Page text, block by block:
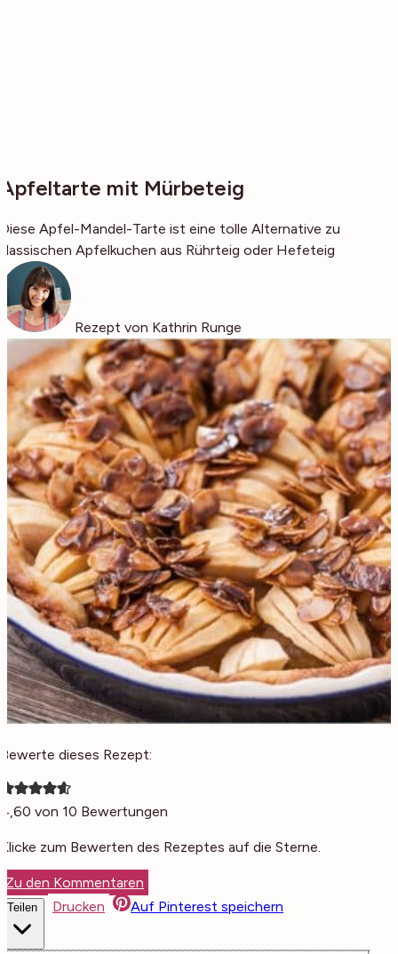
Apfeltarte mit Mürbeteig
Diese Apfel-Mandel-Tarte ist eine tolle Alternative zu
klassischen Apfelkuchen aus Rührteig oder Hefeteig
Rezept von Kathrin Runge
Bewerte dieses Rezept:
4,60 von 10 Bewertungen
Klicke zum Bewerten des Rezeptes auf die Sterne.
Zu den Kommentaren
Teilen Drucken Auf Pinterest speichern